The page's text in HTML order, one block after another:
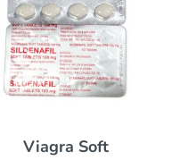
Viagra Gold Vigour